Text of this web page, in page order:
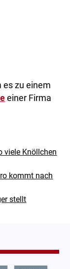
es zu einem
einer Firma
viele Knöllchen
kommt nach
stellt